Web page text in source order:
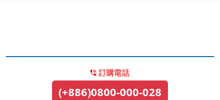
訂購電話
(+886)0800-000-028